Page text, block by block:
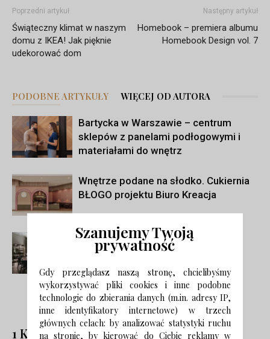
Poprzedni artykuł
Świąteczny klimat w naszym
domu z IKEA! Jak pięknie
udekorować dom
Następny artykuł
Homebook – premiera albumu
Homebook Design vol. 7
PODOBNE ARTYKUŁY WIĘCEJ OD AUTORA
Bartycka w Warszawie – centrum
sklepów z panelami podłogowymi i
materiałami do wnętrz
Wnętrze podane na słodko. Cukiernia
BŁOGO projektu Biuro Kreacja
Hołd dla włoskiego wzornictwa.
Apartament na Foksal autorstwa
MOW.design
1 KOMENTARZ
Szanujemy Twoją
prywatność
Gdy przeglądasz naszą stronę, chcielibyśmy
wykorzystywać pliki cookies i inne podobne
technologie do zbierania danych (m.in. adresy IP,
inne identyfikatory internetowe) w trzech
głównych celach: by analizować statystyki ruchu
na stronie, by kierować do Ciebie reklamy w